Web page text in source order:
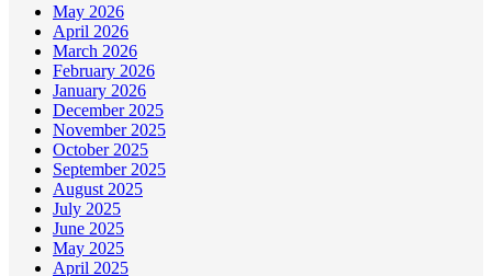
May 2026
April 2026
March 2026
February 2026
January 2026
December 2025
November 2025
October 2025
September 2025
August 2025
July 2025
June 2025
May 2025
April 2025